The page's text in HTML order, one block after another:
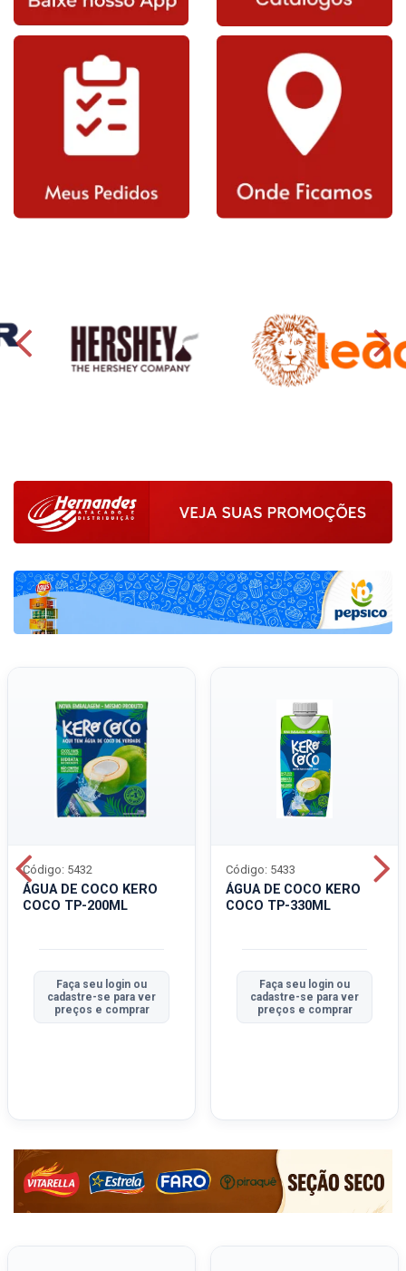
ÁGUA DE COCO KERO
COCO TP-200ML
Código: 5432
Faça seu login ou
cadastre-se para ver
preços e comprar
ÁGUA DE COCO KERO
COCO TP-330ML
Código: 5433
Faça seu login ou
cadastre-se para ver
preços e comprar